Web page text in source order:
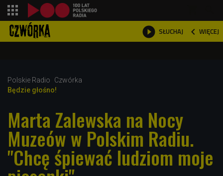
 SŁUCHAJ  WIĘCEJ

Polskie Radio
Czwórka
Będzie głośno!
Marta Zalewska na Nocy
Muzeów w Polskim Radiu.
"Chcę śpiewać ludziom moje